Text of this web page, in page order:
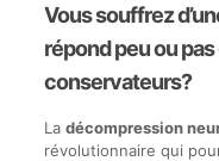
Vous souffrez
répond peu ou
conservateurs?
La décompression
révolutionnaire qui